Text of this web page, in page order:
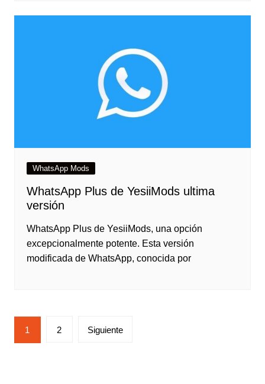
WhatsApp Mods
WhatsApp Plus de YesiiMods ultima
versión
WhatsApp Plus de YesiiMods, una opción
excepcionalmente potente. Esta versión
modificada de WhatsApp, conocida por
1 2 Siguiente